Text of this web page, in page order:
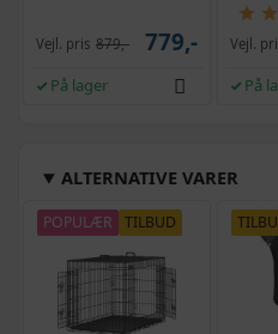
Vejl. pris 879,- 779,-
På lager
Vejl.
På
ALTERNATIVE VARER
POPULÆR TILBUD